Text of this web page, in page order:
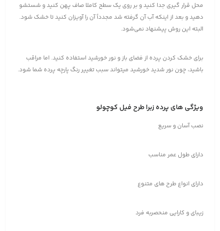
محل قرار گیری جدا کنید و بر روی یک سطح کاملا صاف پهن کنید و شستشو
دهید و بعد از اینکه آب آن گرفته شد مجدداً آن را آویزان کنید تا خشک شود.
البته این روش پیشنهاد نمی‌شود.
برای خشک کردن پرده از فضای باز و نور خورشید استفاده کنید. اما مراقب
باشید، چون نور شدید خورشید میتواند سبب تغییر رنگ پارچه پرده شما شود.
ویژگی های پرده زبرا طرح فیل کوچولو
نصب آسان و سریع
دارای طول عمر مناسب
دارای انواع طرح های متنوع
زیبای و کارایی منحصربه فرد